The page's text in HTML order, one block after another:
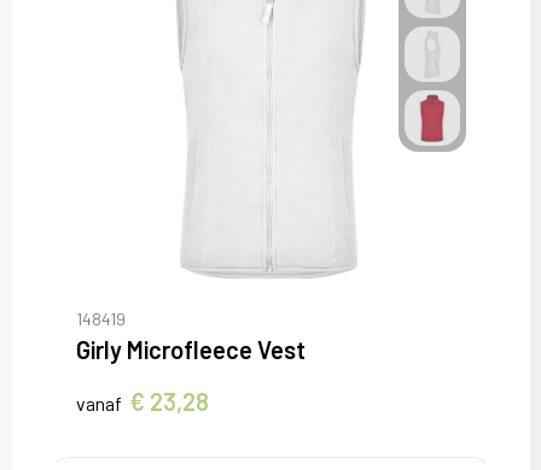
148419
Girly Microfleece Vest
vanaf € 23,28